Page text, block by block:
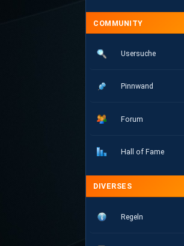
COMMUNITY
Usersuche
Pinnwand
Forum
Hall of Fame
DIVERSES
Regeln